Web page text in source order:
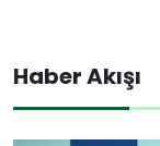
Haber Akışı